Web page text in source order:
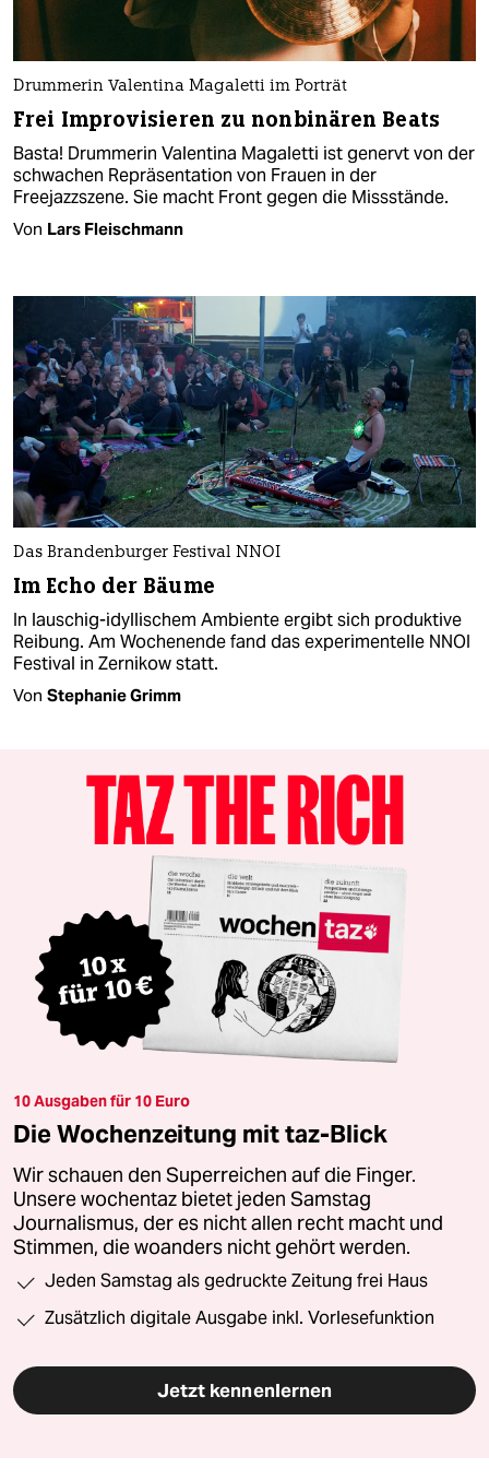
Drummerin Valentina Magaletti im Porträt
Frei Improvisieren zu nonbinären Beats
Basta! Drummerin Valentina Magaletti ist genervt von der
schwachen Repräsentation von Frauen in der
Freejazzszene. Sie macht Front gegen die Missstände.
Von Lars Fleischmann
Das Brandenburger Festival NNOI
Im Echo der Bäume
In lauschig-idyllischem Ambiente ergibt sich produktive
Reibung. Am Wochenende fand das experimentelle NNOI
Festival in Zernikow statt.
Von Stephanie Grimm
10 Ausgaben für 10 Euro
Die Wochenzeitung mit taz-Blick
Wir schauen den Superreichen auf die Finger.
Unsere wochentaz bietet jeden Samstag
Journalismus, der es nicht allen recht macht und
Stimmen, die woanders nicht gehört werden.
Jeden Samstag als gedruckte Zeitung frei Haus
Zusätzlich digitale Ausgabe inkl. Vorlesefunktion
Jetzt kennenlernen